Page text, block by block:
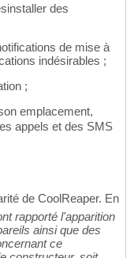
des
de mise à
indésirables ;
;
emplacement,
appels et des SMS
de CoolReaper. En
rapporté l'apparition
ainsi que des
ce